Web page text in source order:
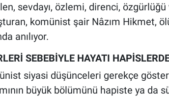
sevdayı, özlemi, direnci,
komünist şair Nâzım Hikmet,
anılıyor.
SEBEBİYLE HAYATI
siyasi düşünceleri gerekçe
büyük bölümünü hapiste ya da